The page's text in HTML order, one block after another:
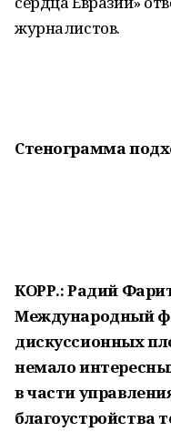
журналистов.
Стенограмма
КОРР.: Радий
Международный
дискуссионных
немало
в части
благоустройства